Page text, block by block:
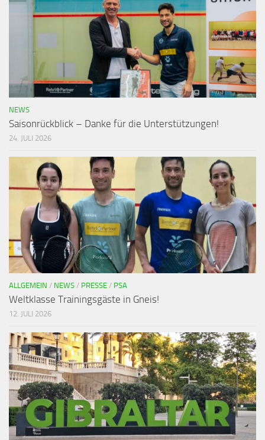
NEWS
Saisonrückblick – Danke für die Unterstützungen!
24. JULI 2026
ALLGEMEIN / NEWS / PRESSE / PSA
Weltklasse Trainingsgäste in Gneis!
12. JULI 2026